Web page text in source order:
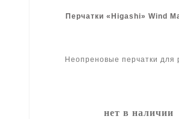
Перчатки «Higashi» Wind
Неопреновые перчатки для
нет в наличии